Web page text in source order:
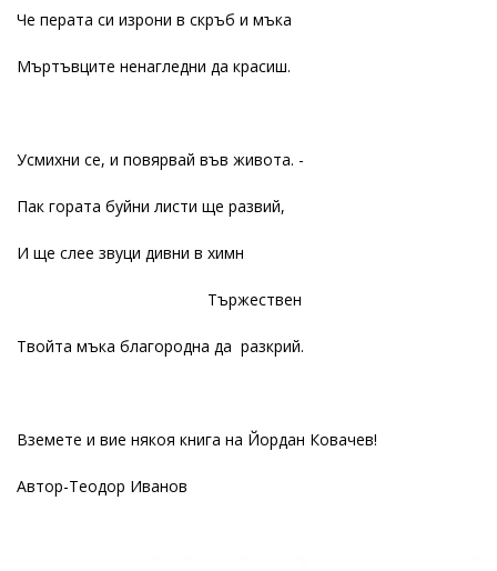
Че перата си изрони в скръб и мъка
Мъртъвците ненагледни да красиш.
Усмихни се, и повярвай във живота. -
Пак гората буйни листи ще развий,
И ще слее звуци дивни в химн
Тържествен
Твойта мъка благородна да разкрий.
Вземете и вие някоя книга на Йордан Ковачев!
Автор-Теодор Иванов